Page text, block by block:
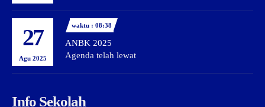
27
Agu 2025
waktu : 08:38
ANBK 2025
Agenda telah lewat
Info Sekolah